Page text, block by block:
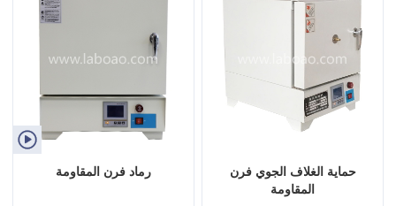

رماد فرن المقاومة
حماية الغلاف الجوي فرن
المقاومة